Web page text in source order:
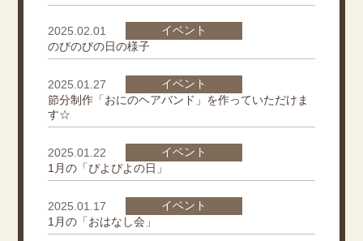
2025.02.01
イベント
のびのびの日の様子
2025.01.27
イベント
節分制作「おにのヘアバンド」を作っていただけま
す☆
2025.01.22
イベント
1月の「ぴよぴよの日」
2025.01.17
イベント
1月の「おはなし会」